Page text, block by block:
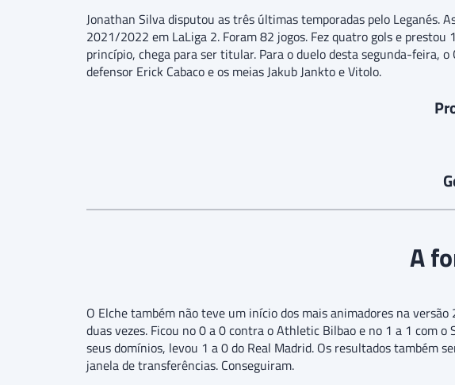
Jonathan Silva disputou as três últimas temporadas pelo Leganés.
2021/2022 em LaLiga 2. Foram 82 jogos. Fez quatro gols e
princípio, chega para ser titular. Para o duelo desta segunda-feira,
defensor Erick Cabaco e os meias Jakub Jankto e Vitolo.
A
O Elche também não teve um início dos mais animadores na
duas vezes. Ficou no 0 a 0 contra o Athletic Bilbao e no 1 a 1 com
seus domínios, levou 1 a 0 do Real Madrid. Os resultados também
janela de transferências. Conseguiram.